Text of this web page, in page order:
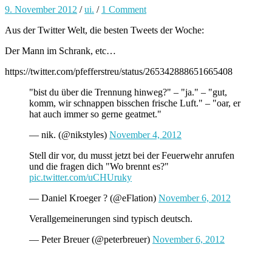
9. November 2012 /ui. / 1 Comment
Aus der Twitter Welt, die besten Tweets der Woche:
Der Mann im Schrank, etc…
https://twitter.com/pfefferstreu/status/265342888651665408
"bist du über die Trennung hinweg?" – "ja." – "gut,
komm, wir schnappen bisschen frische Luft." – "oar, er
hat auch immer so gerne geatmet."
— nik. (@nikstyles) November 4, 2012
Stell dir vor, du musst jetzt bei der Feuerwehr anrufen
und die fragen dich "Wo brennt es?"
pic.twitter.com/uCHUruky
— Daniel Kroeger ? (@eFlation) November 6, 2012
Verallgemeinerungen sind typisch deutsch.
— Peter Breuer (@peterbreuer) November 6, 2012